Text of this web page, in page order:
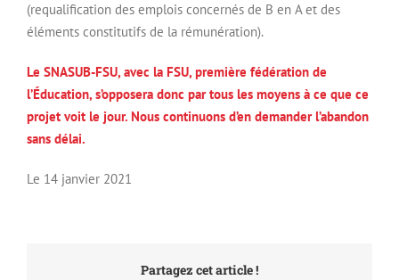
(requalification des emplois concernés de B en A et des
éléments constitutifs de la rémunération).
Le SNASUB-FSU, avec la FSU, première fédération de
l’Éducation, s’opposera donc par tous les moyens à ce que ce
projet voit le jour. Nous continuons d’en demander l’abandon
sans délai.
Le 14 janvier 2021
Partagez cet article !